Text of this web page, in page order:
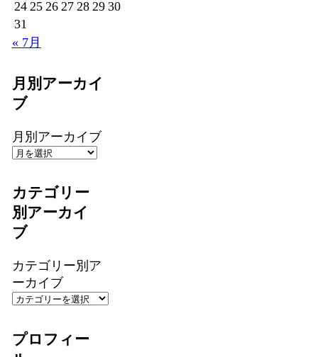
24 25 26 27 28 29 30
31
« 7月
月別アーカイ
ブ
月別アーカイブ
カテゴリー
別アーカイ
ブ
カテゴリー別ア
ーカイブ
プロフィー